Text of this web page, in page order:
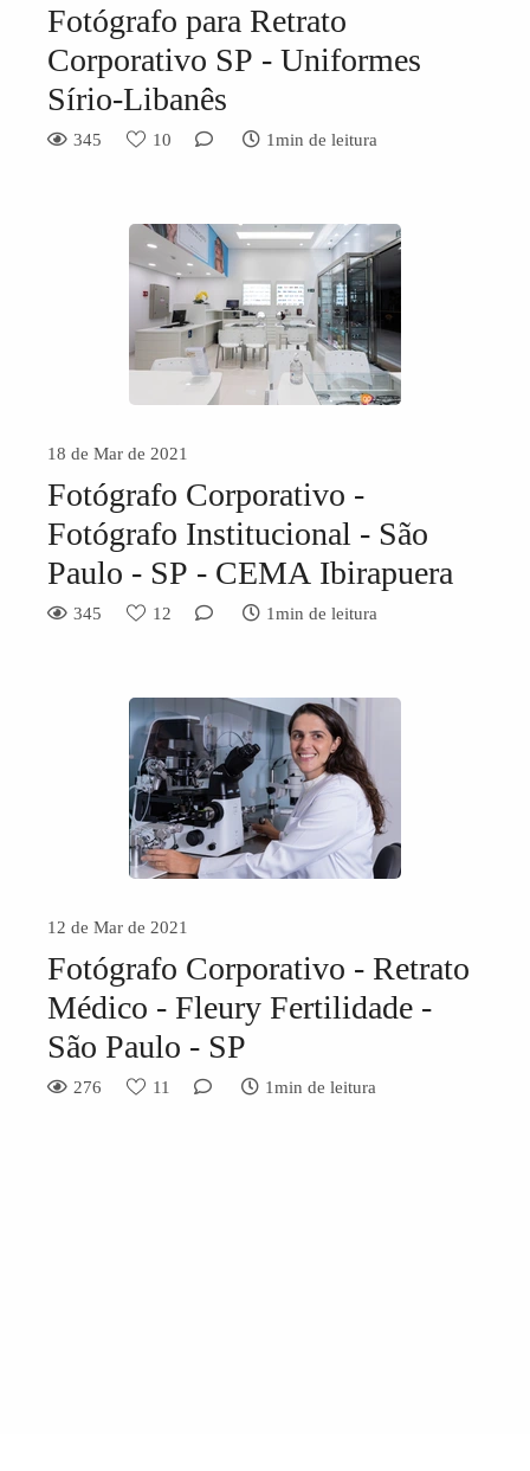
Fotógrafo para Retrato
Corporativo SP - Uniformes
Sírio-Libanês
345 10 1min de leitura
18 de Mar de 2021
Fotógrafo Corporativo -
Fotógrafo Institucional - São
Paulo - SP - CEMA Ibirapuera
345 12 1min de leitura
12 de Mar de 2021
Fotógrafo Corporativo - Retrato
Médico - Fleury Fertilidade -
São Paulo - SP
276 11 1min de leitura